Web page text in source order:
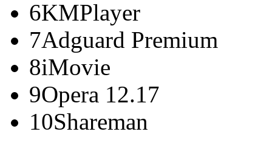
6KMPlayer
7Adguard Premium
8iMovie
9Opera 12.17
10Shareman